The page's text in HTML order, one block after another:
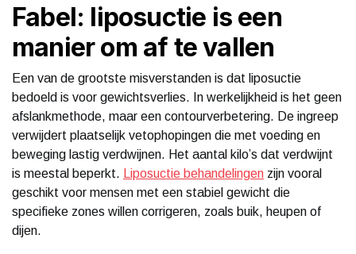
Fabel: liposuctie is een
manier om af te vallen
Een van de grootste misverstanden is dat liposuctie
bedoeld is voor gewichtsverlies. In werkelijkheid is het geen
afslankmethode, maar een contourverbetering. De ingreep
verwijdert plaatselijk vetophopingen die met voeding en
beweging lastig verdwijnen. Het aantal kilo’s dat verdwijnt
is meestal beperkt.
Liposuctie behandelingen zijn vooral
geschikt voor mensen met een stabiel gewicht die
specifieke zones willen corrigeren, zoals buik, heupen of
dijen.